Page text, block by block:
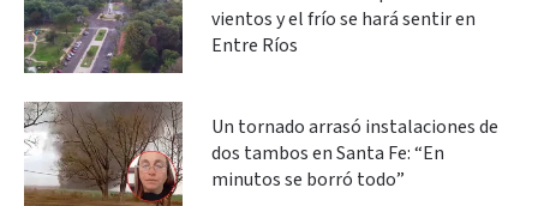
vientos y el frío se hará sentir en
Entre Ríos
Un tornado arrasó instalaciones de
dos tambos en Santa Fe: “En
minutos se borró todo”